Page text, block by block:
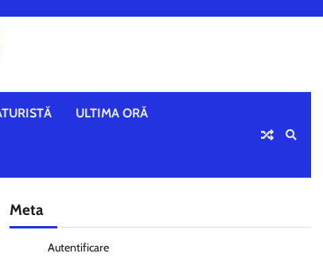
ULTIMA ORĂ
Meta
Autentificare